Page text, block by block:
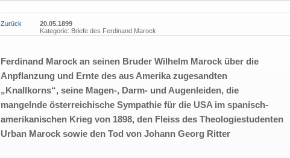
Zurück
20.05.1899
Kategorie: Briefe des Ferdinand Marock
Ferdinand Marock an seinen Bruder Wilhelm Marock über die
Anpflanzung und Ernte des aus Amerika zugesandten
„Knallkorns“, seine Magen-, Darm- und Augenleiden, die
mangelnde österreichische Sympathie für die USA im spanisch-
amerikanischen Krieg von 1898, den Fleiss des Theologiestudenten
Urban Marock sowie den Tod von Johann Georg Ritter